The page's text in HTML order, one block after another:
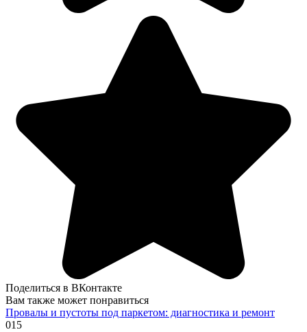
Поделиться в ВКонтакте
Вам также может понравиться
Провалы и пустоты под паркетом: диагностика и ремонт
015